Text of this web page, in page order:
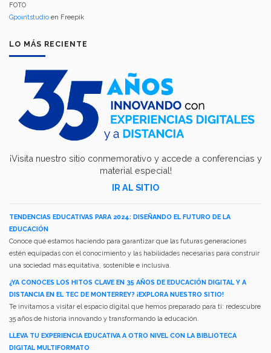
FOTO
Gpointstudio en Freepik
LO MÁS RECIENTE
¡Visita nuestro sitio conmemorativo y accede a conferencias y
material especial!
IR AL SITIO
TENDENCIAS EDUCATIVAS PARA 2024: DISEÑANDO EL FUTURO DE LA
EDUCACIÓN
Conoce qué estamos haciendo para garantizar que las futuras generaciones
estén equipadas con el conocimiento y las habilidades necesarias para construir
una sociedad más equitativa, sostenible e inclusiva.
¿YA CONOCES LOS HITOS CLAVE EN 35 AÑOS DE EDUCACIÓN DIGITAL Y A
DISTANCIA EN EL TEC DE MONTERREY? ¡EXPLORA NUESTRO SITIO!
Te invitamos a visitar el espacio digital que hemos preparado para ti: redescubre
35 años de historia innovando y transformando la educación.
LLEVA TU EXPERIENCIA EDUCATIVA A OTRO NIVEL CON LA BIBLIOTECA
DIGITAL MULTIFORMATO